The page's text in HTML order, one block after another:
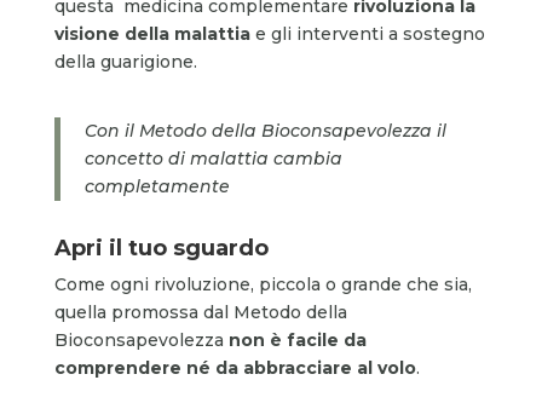
questa medicina complementare rivoluziona la
visione della malattia e gli interventi a sostegno
della guarigione.
Con il Metodo della Bioconsapevolezza il
concetto di malattia cambia
completamente
Apri il tuo sguardo
Come ogni rivoluzione, piccola o grande che sia,
quella promossa dal Metodo della
Bioconsapevolezza non è facile da
comprendere né da abbracciare al volo.